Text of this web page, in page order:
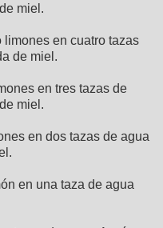
miel.
limones en cuatro tazas
de miel.
en tres tazas de
miel.
en dos tazas de agua
en una taza de agua